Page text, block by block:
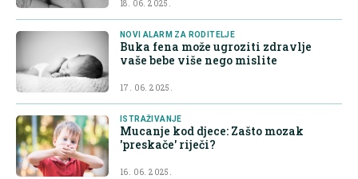
18. 06. 2025.
NOVI ALARM ZA RODITELJE
Buka fena može ugroziti zdravlje
vaše bebe više nego mislite
17. 06. 2025.
ISTRAŽIVANJE
Mucanje kod djece: Zašto mozak
'preskače' riječi?
16. 06. 2025.